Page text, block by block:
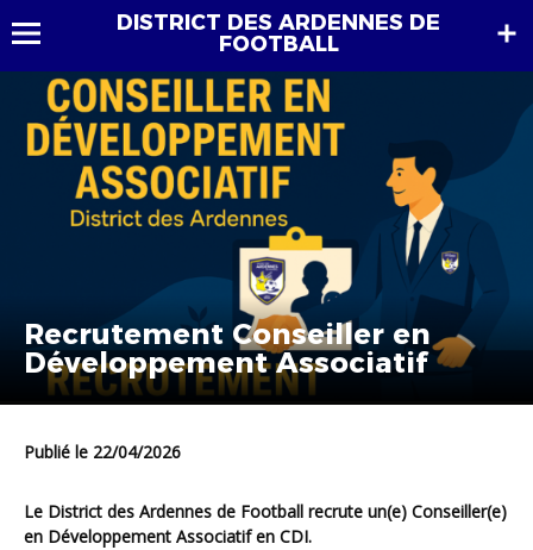
DISTRICT DES ARDENNES DE
FOOTBALL
Recrutement Conseiller en
Développement Associatif
Publié le 22/04/2026
Le District des Ardennes de Football recrute un(e) Conseiller(e)
en Développement Associatifen CDI.